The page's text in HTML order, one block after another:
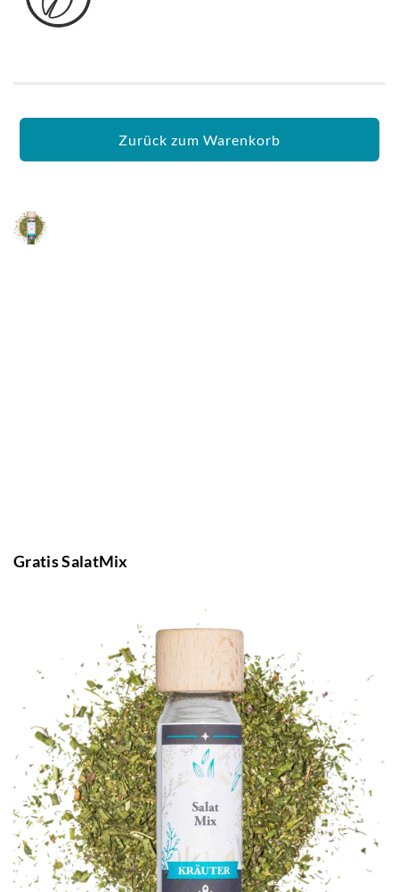
Zurück zum Warenkorb
Gratis SalatMix